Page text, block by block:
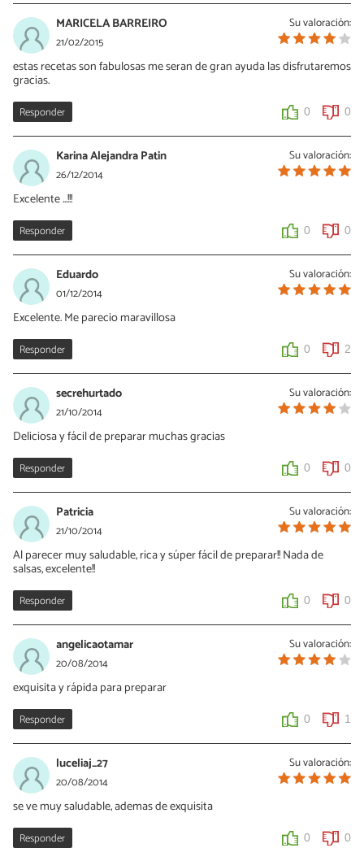
Su valoración:
MARICELA BARREIRO
21/02/2015
estas recetas son fabulosas me seran de gran ayuda las disfrutaremos
gracias.
Responder 0 0
Su valoración:
Karina Alejandra Patin
26/12/2014
Excelente ...!!!
Responder 0 0
Su valoración:
Eduardo
01/12/2014
Excelente. Me parecio maravillosa
Responder 0 2
Su valoración:
secrehurtado
21/10/2014
Deliciosa y fácil de preparar muchas gracias
Responder 0 0
Su valoración:
Patricia
21/10/2014
Al parecer muy saludable, rica y súper fácil de preparar!! Nada de
salsas, excelente!!
Responder 0 0
Su valoración:
angelicaotamar
20/08/2014
exquisita y rápida para preparar
Responder 0 1
Su valoración:
luceliaj_27
20/08/2014
se ve muy saludable, ademas de exquisita
Responder 0 0